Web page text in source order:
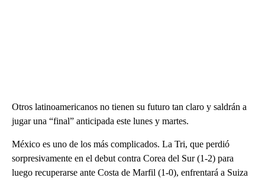
Otros latinoamericanos no tienen su futuro tan claro y saldrán a
jugar una “final” anticipada este lunes y martes.
México es uno de los más complicados. La Tri, que perdió
sorpresivamente en el debut contra Corea del Sur (1-2) para
luego recuperarse ante Costa de Marfil (1-0), enfrentará a Suiza